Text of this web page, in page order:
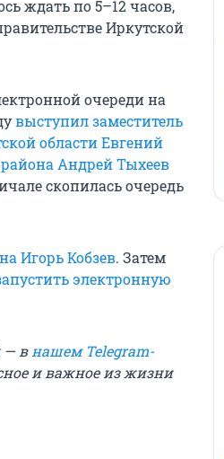
ждать по 5–12 часов,
Иркутской
очереди на
выступил заместитель
области Евгений
района Андрей Тыхеев
скопилась очередь
Игорь Кобзев. Затем
электронную
— в нашем Telegram-
и важное из жизни